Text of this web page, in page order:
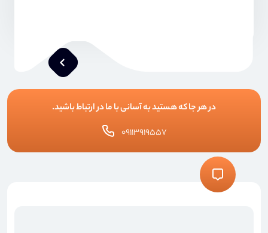
در هر جا که هستید به آسانی با ما در ارتباط باشید.
۰۹۱۱۳۹۱۹۵۵۷